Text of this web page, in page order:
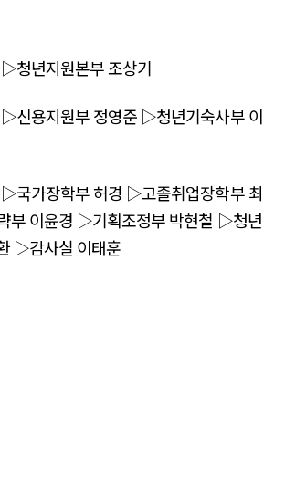
▷청년지원본부 조상기
▷신용지원부 정영준 ▷청년기숙사부 이
▷국가장학부 허경 ▷고졸취업장학부 최
부 이윤경 ▷기획조정부 박현철 ▷청년
▷감사실 이태훈